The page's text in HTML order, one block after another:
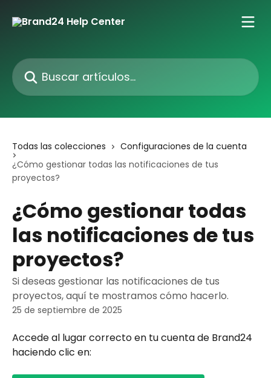
Buscar artículos...
Todas las colecciones
Configuraciones de la cuenta
¿Cómo gestionar todas las notificaciones de tus
proyectos?
¿Cómo gestionar todas
las notificaciones de tus
proyectos?
Si deseas gestionar las notificaciones de tus
proyectos, aquí te mostramos cómo hacerlo.
25 de septiembre de 2025
Accede al lugar correcto en tu cuenta de Brand24
haciendo clic en: